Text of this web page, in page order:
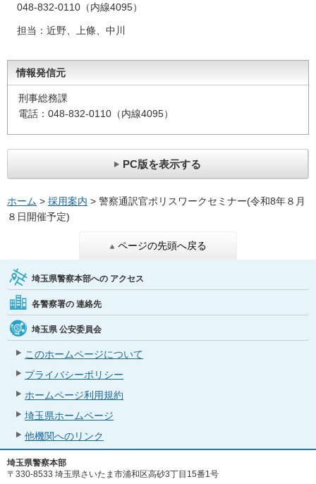
048‐832‐0110（内線4095）
担当：近野、上條、中川
情報発信元
刑事総務課
電話：048-832-0110（内線4095）
PC版を表示する
ホーム > 採用案内 > 警察通訳官ポリスワークセミナー(令和8年８月
８日開催予定)
ページの先頭へ戻る
埼玉県警察本部への アクセス
各警察署の 連絡先
埼玉県 公安委員会
このホームページについて
プライバシーポリシー
ホームページ利用規約
埼玉県ホームページ
他機関へのリンク
埼玉県警察本部
〒330-8533 埼玉県さいたま市浦和区高砂3丁目15番1号